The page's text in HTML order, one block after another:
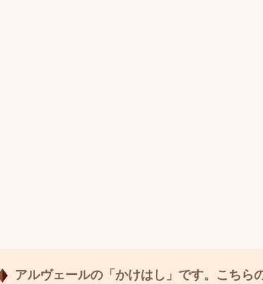
アルヴェールの「かけはし」です。こちら